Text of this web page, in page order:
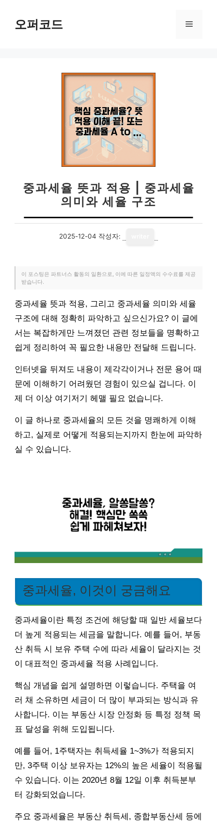
오퍼코드 메
중과세율 뜻과 적용 | 중과세율
의미와 세율 구조
2025-12-04 작성자:
이 포스팅은 파트너스 활동의 일환으로, 이에 따른 일정액의 수수료를 제공
받습니다.
중과세율 뜻과 적용, 그리고 중과세율 의미와 세율
구조에 대해 정확히 파악하고 싶으신가요? 이 글에
서는 복잡하게만 느껴졌던 관련 정보들을 명확하고
쉽게 정리하여 꼭 필요한 내용만 전달해 드립니다.
인터넷을 뒤져도 내용이 제각각이거나 전문 용어 때
문에 이해하기 어려웠던 경험이 있으실 겁니다. 이
제 더 이상 여기저기 헤맬 필요 없습니다.
이 글 하나로 중과세율의 모든 것을 명쾌하게 이해
하고, 실제로 어떻게 적용되는지까지 한눈에 파악하
실 수 있습니다.
중과세율, 이것이 궁금해요
중과세율이란 특정 조건에 해당할 때 일반 세율보다
더 높게 적용되는 세금을 말합니다. 예를 들어, 부동
산 취득 시 보유 주택 수에 따라 세율이 달라지는 것
이 대표적인 중과세율 적용 사례입니다.
핵심 개념을 쉽게 설명하면 이렇습니다. 주택을 여
러 채 소유하면 세금이 더 많이 부과되는 방식과 유
사합니다. 이는 부동산 시장 안정화 등 특정 정책 목
표 달성을 위해 도입됩니다.
예를 들어, 1주택자는 취득세율 1~3%가 적용되지
만, 3주택 이상 보유자는 12%의 높은 세율이 적용될
수 있습니다. 이는 2020년 8월 12일 이후 취득분부
터 강화되었습니다.
주요 중과세율은 부동산 취득세, 종합부동산세 등에